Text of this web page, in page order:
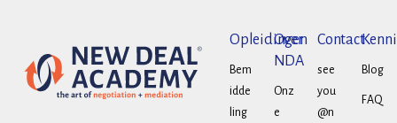
Opleidingen
Bem
idde
ling
Over
NDA
Onz
e
Contact
see
you
@n
Blog
FAQ